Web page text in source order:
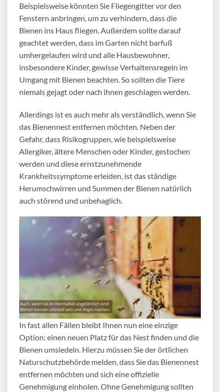
Beispielsweise könnten Sie Fliegengitter vor den
Fenstern anbringen, um zu verhindern, dass die
Bienen ins Haus fliegen. Außerdem sollte darauf
geachtet werden, dass im Garten nicht barfuß
umhergelaufen wird und alle Hausbewohner,
insbesondere Kinder, gewisse Verhaltensregeln im
Umgang mit Bienen beachten. So sollten die Tiere
niemals gejagt oder nach ihnen geschlagen werden.
Allerdings ist es auch mehr als verständlich, wenn Sie
das Bienennest entfernen möchten. Neben der
Gefahr, dass Risikogruppen, wie beispielsweise
Allergiker, ältere Menschen oder Kinder, gestochen
werden und diese ernstzunehmende
Krankheitssymptome erleiden, ist das ständige
Herumschwirren und Summen der Bienen natürlich
auch störend und unbehaglich.
In fast allen Fällen bleibt Ihnen nun eine einzige
Option: einen neuen Platz für das Nest finden und die
Bienen umsiedeln. Hierzu müssen Sie der örtlichen
Naturschutzbehörde melden, dass Sie das Bienennest
entfernen möchten und sich eine offizielle
Genehmigung einholen. Ohne Genehmigung sollten